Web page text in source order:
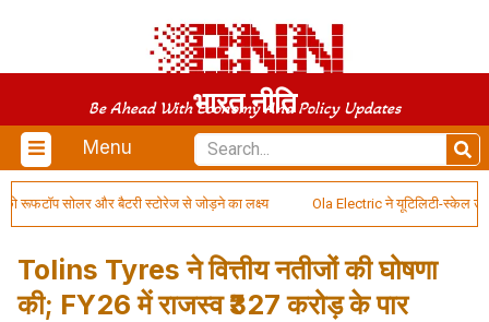
भारत नीति
Be Ahead With Economy And Policy Updates
Menu
सोलर और बैटरी स्टोरेज से जोड़ने का लक्ष्य Ola Electric ने यूटिलिटी-स्केल ऊर्जा
Tolins Tyres ने वित्तीय नतीजों की घोषणा
की; FY26 में राजस्व ₹327 करोड़ के पार